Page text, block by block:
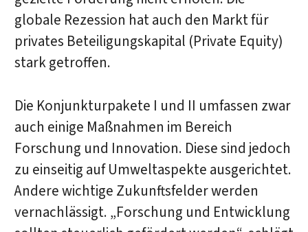
globale Rezession hat auch den Markt für
privates Beteiligungskapital (Private Equity)
stark getroffen.
Die Konjunkturpakete I und II umfassen zwar
auch einige Maßnahmen im Bereich
Forschung und Innovation. Diese sind jedoch
zu einseitig auf Umweltaspekte ausgerichtet.
Andere wichtige Zukunftsfelder werden
vernachlässigt. „Forschung und Entwicklung